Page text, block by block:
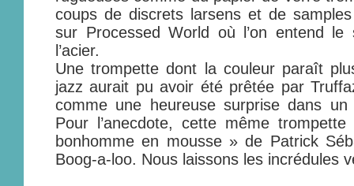
coups de discrets larsens et de
sur Processed World où l’on entend le
l’acier.
Une trompette dont la couleur paraît
jazz aurait pu avoir été prêtée par
comme une heureuse surprise dans
Pour l’anecdote, cette même
bonhomme en mousse » de Patrick
Boog-a-loo. Nous laissons les incrédules